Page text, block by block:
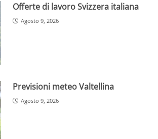
Offerte di lavoro Svizzera italiana
Agosto 9, 2026
Previsioni meteo Valtellina
Agosto 9, 2026